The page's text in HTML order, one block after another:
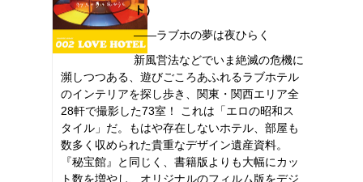
ト）
――ラブホの夢は夜ひらく
新風営法などでいま絶滅の危機に
瀕しつつある、遊びごころあふれるラブホテル
のインテリアを探し歩き、関東・関西エリア全
28軒で撮影した73室！ これは「エロの昭和ス
タイル」だ。もはや存在しないホテル、部屋も
数多く収められた貴重なデザイン遺産資料。
『秘宝館』と同じく、書籍版よりも大幅にカッ
ト数を増やし、オリジナルのフィルム版をデジ